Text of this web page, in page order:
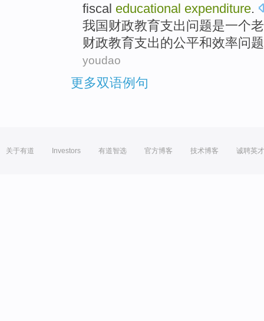
fiscal educational expenditure.
我国 财政教育支出问题是一个老
财政教育支出的公平和效率问
youdao
更多双语例句
关于有道 Investors 有道智选 官方博客 技术博客 诚聘英才